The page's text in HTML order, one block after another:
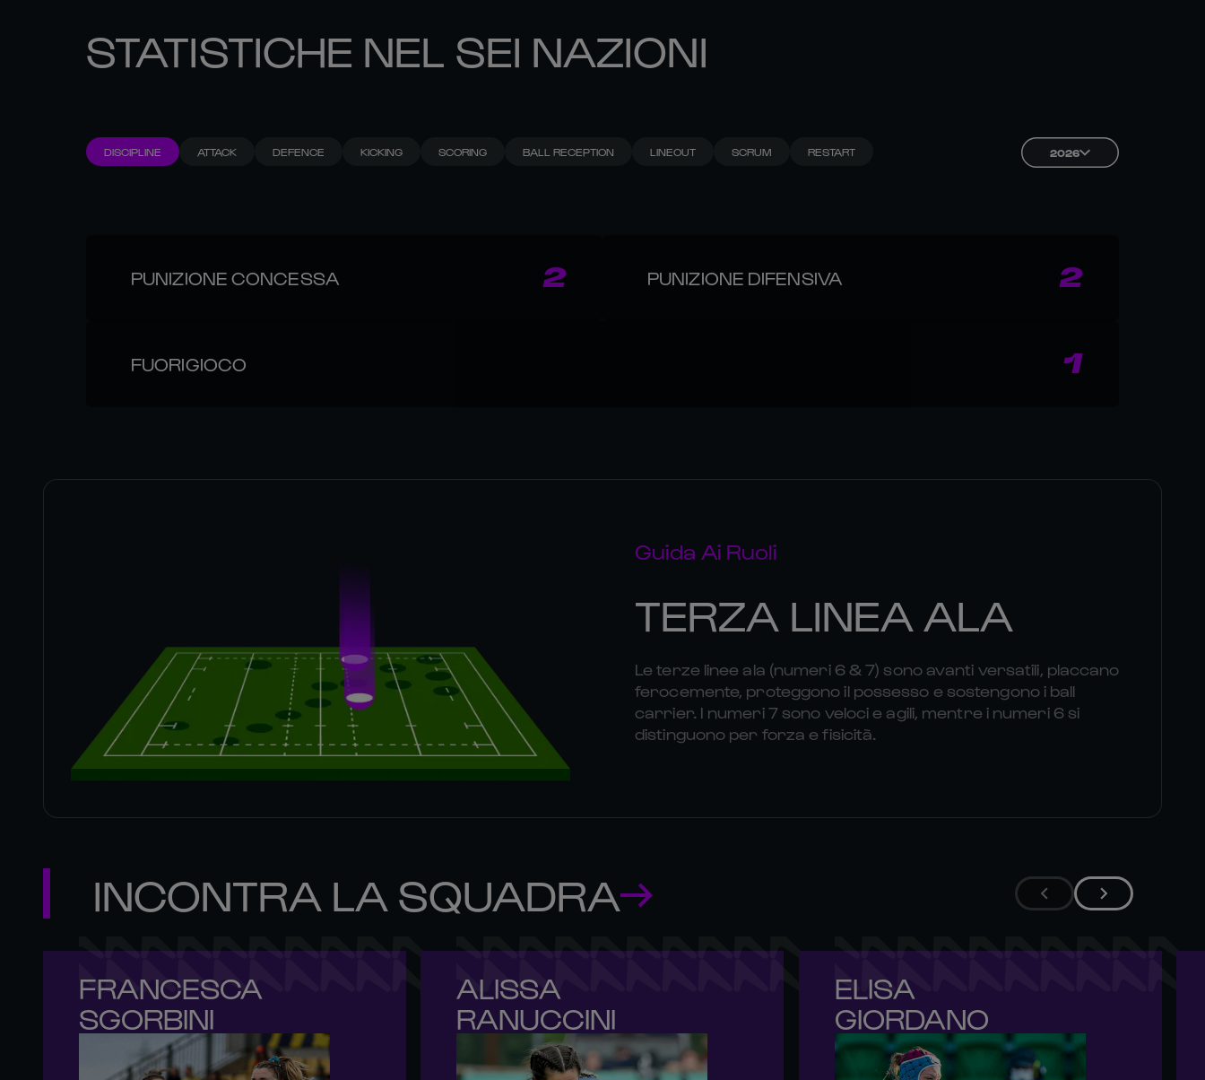
STATISTICHE NEL SEI NAZIONI
DISCIPLINE ATTACK DEFENCE KICKING SCORING BALL RECEPTION LINEOUT SCRUM RESTART 2026
PUNIZIONE CONCESSA 2 PUNIZIONE DIFENSIVA 2
FUORIGIOCO 1
Guida Ai Ruoli
TERZA LINEA ALA
Le terze linee ala (numeri 6 & 7) sono avanti versatili, placcano
ferocemente, proteggono il possesso e sostengono i ball
carrier. I numeri 7 sono veloci e agili, mentre i numeri 6 si
distinguono per forza e fisicità.
INCONTRA LA SQUADRA
FRANCESCA
SGORBINI
ALISSA
RANUCCINI
ELISA
GIORDANO